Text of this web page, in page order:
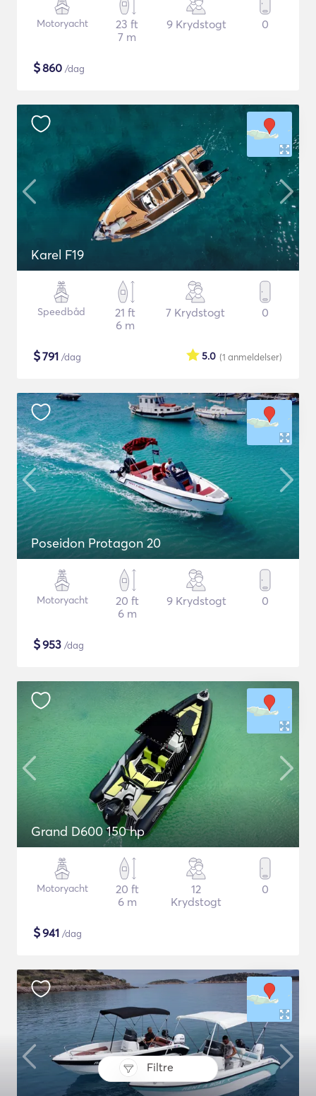
Filtre
Motoryacht
23 ft
7 m
9 Krydstogt 0
$860 /dag
Karel F19
Speedbåd
21 ft
6 m
7 Krydstogt 0
$791 /dag (1 anmeldelser)
5.0
Poseidon Protagon 20
Motoryacht
20 ft
6 m
9 Krydstogt 0
$953 /dag
Grand D600 150 hp
Motoryacht
20 ft
6 m
12
Krydstogt
0
$941 /dag